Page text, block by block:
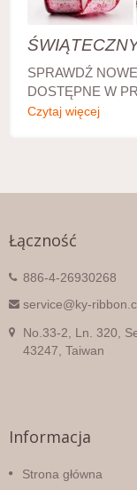
SPRAWDŹ
DOSTĘPNE W
Czytaj więcej
Łączność
886-4-26930268
service@ky-
No.33-2, Ln. 320,
43247, Taiwan
Informacja
Strona główna